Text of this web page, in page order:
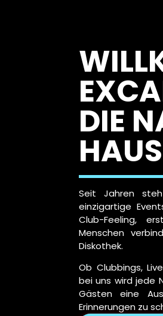
DIE
Seit Jahren
einzigartige
Club-Feeling,
Menschen
Diskothek.
Ob Clubbings,
bei uns wird jede
Gästen eine
Erinnerungen zu